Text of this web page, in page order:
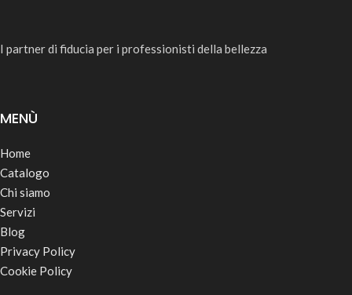
I partner di fiducia per i professionisti della bellezza
MENÙ
Home
Catalogo
Chi siamo
Servizi
Blog
Privacy Policy
Cookie Policy